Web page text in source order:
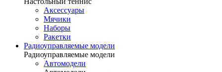
Аксессуары
Мячики
Наборы
Ракетки
Радиоуправляемые модели
Радиоуправляемые модели
Автомодели